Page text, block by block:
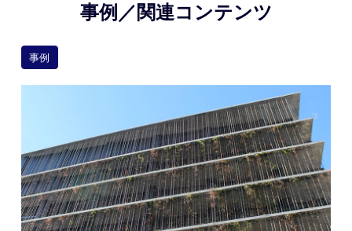
事例／関連コンテンツ
事例